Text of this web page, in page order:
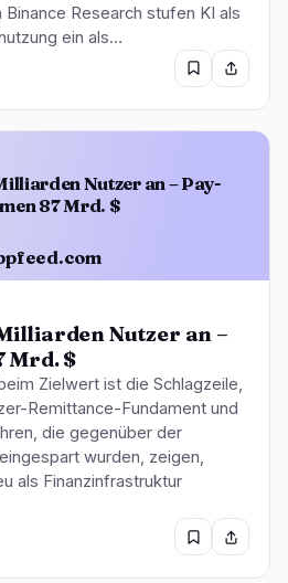
Research stufen KI als
ein als…
Nutzer an – Pay-
87 Mrd. $
Nutzer an –
Mrd. $
Zielwert ist die Schlagzeile,
Remittance-Fundament und
die gegenüber der
wurden, zeigen,
als Finanzinfrastruktur